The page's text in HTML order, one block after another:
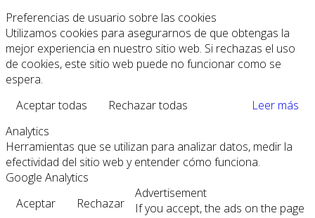
Preferencias de usuario sobre las cookies
Utilizamos cookies para asegurarnos de que obtengas la
mejor experiencia en nuestro sitio web. Si rechazas el uso
de cookies, este sitio web puede no funcionar como se
espera.
Aceptar todas
Rechazar todas
Leer más
Analytics
Herramientas que se utilizan para analizar datos, medir la
efectividad del sitio web y entender cómo funciona.
Google Analytics
Aceptar
Rechazar
Advertisement
If you accept, the ads on the page